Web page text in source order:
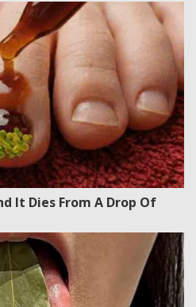
It Dies From A Drop Of